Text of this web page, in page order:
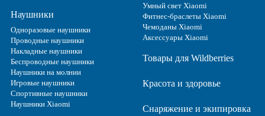
Наушники
Одноразовые наушники
Проводные наушники
Накладные наушники
Беспроводные наушники
Наушники на молнии
Игровые наушники
Спортивные наушники
Наушники Xiaomi
Умный свет Xiaomi
Фитнес-браслеты Xiaomi
Чемоданы Xiaomi
Аксессуары Xiaomi
Товары для Wildberries
Красота и здоровье
Снаряжение и экипировка